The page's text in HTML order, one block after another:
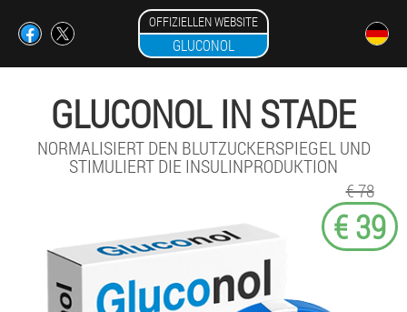
OFFIZIELLEN WEBSITE
GLUCONOL
GLUCONOL IN STADE
NORMALISIERT DEN BLUTZUCKERSPIEGEL UND
STIMULIERT DIE INSULINPRODUKTION
€ 78
€ 39